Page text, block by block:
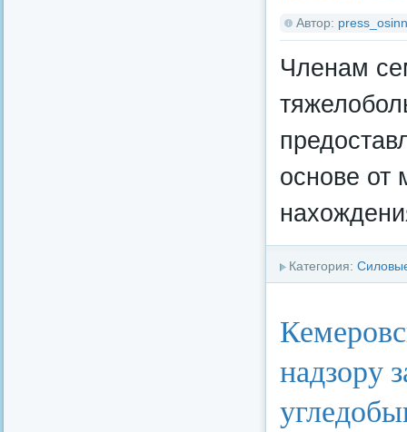
Автор:
Членам
основе от
Категория:
надзору